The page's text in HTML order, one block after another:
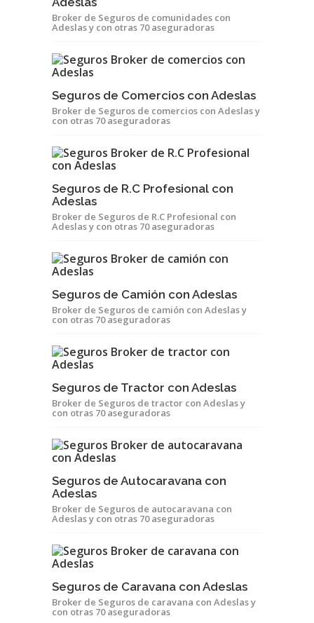
Broker de Seguros de comunidades con
Adeslas y con otras 70 aseguradoras
Seguros de Comercios con Adeslas
Broker de Seguros de comercios con Adeslas y
con otras 70 aseguradoras
Seguros de R.C Profesional con
Adeslas
Broker de Seguros de R.C Profesional con
Adeslas y con otras 70 aseguradoras
Seguros de Camión con Adeslas
Broker de Seguros de camión con Adeslas y
con otras 70 aseguradoras
Seguros de Tractor con Adeslas
Broker de Seguros de tractor con Adeslas y
con otras 70 aseguradoras
Seguros de Autocaravana con
Adeslas
Broker de Seguros de autocaravana con
Adeslas y con otras 70 aseguradoras
Seguros de Caravana con Adeslas
Broker de Seguros de caravana con Adeslas y
con otras 70 aseguradoras